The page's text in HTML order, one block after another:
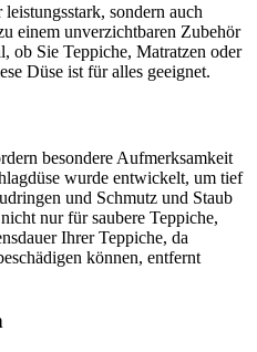
sondern auch
einem unverzichtbaren Zubehör
ob Sie Teppiche, Matratzen oder
Düse ist für alles geeignet.
besondere Aufmerksamkeit
wurde entwickelt, um tief
und Schmutz und Staub
nur für saubere Teppiche,
Ihrer Teppiche, da
können, entfernt